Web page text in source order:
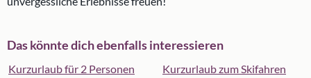
Das könnte dich ebenfalls interessieren
Kurzurlaub für 2 Personen
Kurzurlaub zum Skifahren